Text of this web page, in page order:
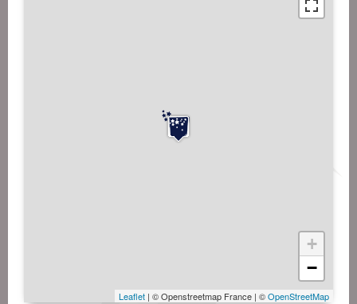
+
−
Leaflet | © Openstreetmap France | ©OpenStreetMap